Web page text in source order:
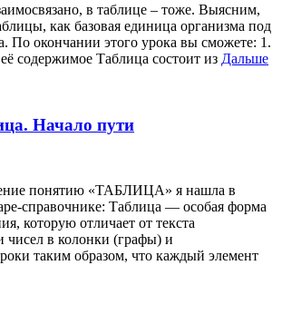
в таблице – тоже. Выясним,
как базовая единица организма под
По окончании этого урока вы сможете: 1.
содержимое Таблица состоит из Дальше
Начало пути
понятию «ТАБЛИЦА» я нашла в
справочнике: Таблица — особая форма
которую отличает от текста
чисел в колонки (графы) и
таким образом, что каждый элемент